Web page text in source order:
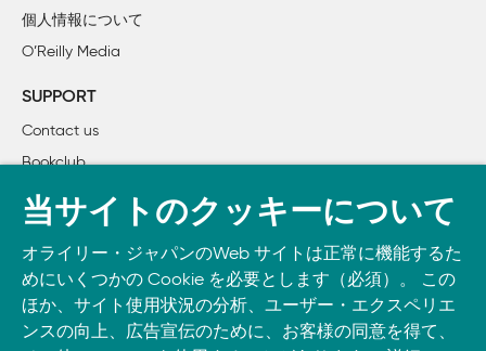
個人情報について
O’Reilly Media
SUPPORT
Contact us
Bookclub
書籍注文
Take O’Reilly with you and learn anywhere, anytime on your
phone
and tablet.
当サイトのクッキーについて
オライリー・ジャパンのWeb サイトは正常に機能するた
めにいくつかの Cookie を必要とします（必須）。 この
ほか、サイト使用状況の分析、ユーザー・エクスペリエ
ンスの向上、広告宣伝のために、お客様の同意を得て、